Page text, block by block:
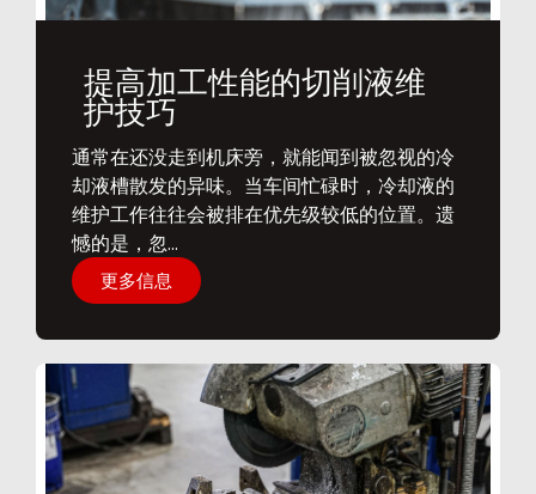
提高加工性能的切削液维
护技巧
通常在还没走到机床旁，就能闻到被忽视的冷
却液槽散发的异味。当车间忙碌时，冷却液的
维护工作往往会被排在优先级较低的位置。遗
憾的是，忽...
更多信息